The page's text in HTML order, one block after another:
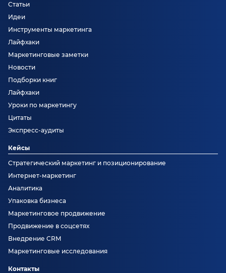
Статьи
Идеи
Инструменты маркетинга
Лайфхаки
Маркетинговые заметки
Новости
Подборки книг
Лайфхаки
Уроки по маркетингу
Цитаты
Экспресс-аудиты
Кейсы
Стратегический маркетинг и позиционирование
Интернет-маркетинг
Аналитика
Упаковка бизнеса
Маркетинговое продвижение
Продвижение в соцсетях
Внедрение CRM
Маркетинговые исследования
Контакты